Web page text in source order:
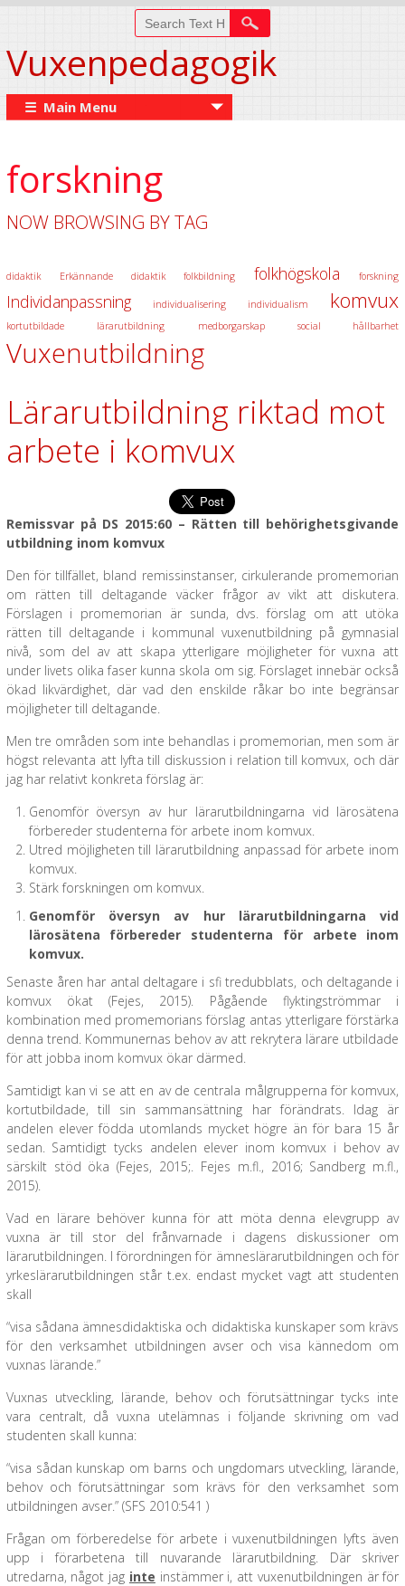
Vuxenpedagogik
☰ Main Menu
forskning
NOW BROWSING BY TAG
didaktik Erkännande didaktik folkbildning folkhögskola forskning
Individanpassning individualisering individualism komvux
kortutbildade lärarutbildning medborgarskap social hållbarhet
Vuxenutbildning
Lärarutbildning riktad mot
arbete i komvux
Remissvar på DS 2015:60 – Rätten till behörighetsgivande
utbildning inom komvux
Den för tillfället, bland remissinstanser, cirkulerande promemorian
om rätten till deltagande väcker frågor av vikt att diskutera.
Förslagen i promemorian är sunda, dvs. förslag om att utöka
rätten till deltagande i kommunal vuxenutbildning på gymnasial
nivå, som del av att skapa ytterligare möjligheter för vuxna att
under livets olika faser kunna skola om sig. Förslaget innebär också
ökad likvärdighet, där vad den enskilde råkar bo inte begränsar
möjligheter till deltagande.
Men tre områden som inte behandlas i promemorian, men som är
högst relevanta att lyfta till diskussion i relation till komvux, och där
jag har relativt konkreta förslag är:
Genomför översyn av hur lärarutbildningarna vid lärosätena
förbereder studenterna för arbete inom komvux.
Utred möjligheten till lärarutbildning anpassad för arbete inom
komvux.
Stärk forskningen om komvux.
Genomför översyn av hur lärarutbildningarna vid
lärosätena förbereder studenterna för arbete inom
komvux.
Senaste åren har antal deltagare i sfi tredubblats, och deltagande i
komvux ökat (Fejes, 2015). Pågående flyktingströmmar i
kombination med promemorians förslag antas ytterligare förstärka
denna trend. Kommunernas behov av att rekrytera lärare utbildade
för att jobba inom komvux ökar därmed.
Samtidigt kan vi se att en av de centrala målgrupperna för komvux,
kortutbildade, till sin sammansättning har förändrats. Idag är
andelen elever födda utomlands mycket högre än för bara 15 år
sedan. Samtidigt tycks andelen elever inom komvux i behov av
särskilt stöd öka (Fejes, 2015;. Fejes m.fl., 2016; Sandberg m.fl.,
2015).
Vad en lärare behöver kunna för att möta denna elevgrupp av
vuxna är till stor del frånvarnade i dagens diskussioner om
lärarutbildningen. I förordningen för ämneslärarutbildningen och för
yrkeslärarutbildningen står t.ex. endast mycket vagt att studenten
skall
“visa sådana ämnesdidaktiska och didaktiska kunskaper som krävs
för den verksamhet utbildningen avser och visa kännedom om
vuxnas lärande.”
Vuxnas utveckling, lärande, behov och förutsättningar tycks inte
vara centralt, då vuxna utelämnas i följande skrivning om vad
studenten skall kunna:
“visa sådan kunskap om barns och ungdomars utveckling, lärande,
behov och förutsättningar som krävs för den verksamhet som
utbildningen avser.” (SFS 2010:541 )
Frågan om förberedelse för arbete i vuxenutbildningen lyfts även
upp i förarbetena till nuvarande lärarutbildning. Där skriver
utredarna, något jag inte instämmer i, att vuxenutbildningen är för